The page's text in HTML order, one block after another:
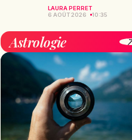
LAURA PERRET
6 AOÛT 2026
10:35
Astrologie